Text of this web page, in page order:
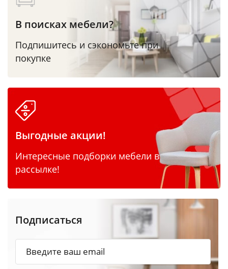
В поисках мебели?
Подпишитесь и сэкономьте при
покупке
Выгодные акции!
Интересные подборки мебели в
рассылке!
Подписаться